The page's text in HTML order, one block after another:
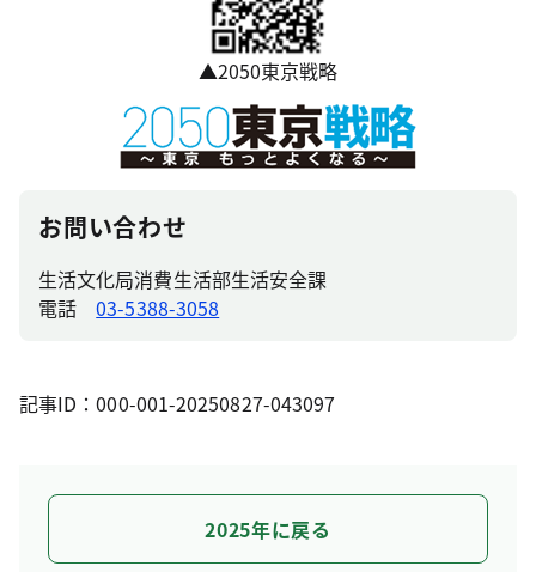
▲2050東京戦略
お問い合わせ
生活文化局消費生活部生活安全課
電話03-5388-3058
記事ID：000-001-20250827-043097
2025年に戻る